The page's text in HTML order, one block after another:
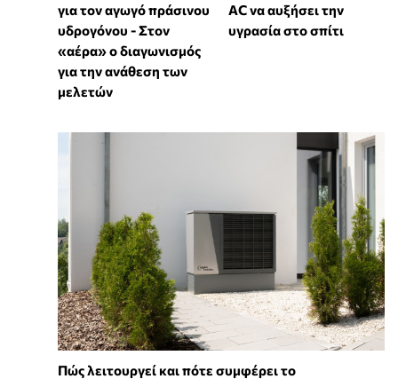
για τον αγωγό πράσινου
υδρογόνου - Στον
«αέρα» ο διαγωνισμός
για την ανάθεση των
μελετών
AC να αυξήσει την
υγρασία στο σπίτι
Πώς λειτουργεί και πότε συμφέρει το